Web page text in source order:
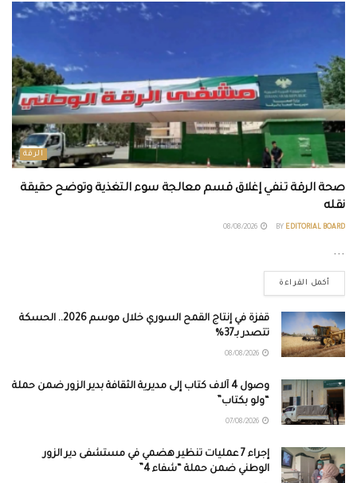
الرقة
صحة الرقة تنفي إغلاق قسم معالجة سوء التغذية وتوضح حقيقة
نقله
BY EDITORIAL BOARD
...
أكمل القراءة
قفزة في إنتاج القمح السوري خلال موسم 2026.. الحسكة
تتصدر بـ37%
وصول 4 آلاف كتاب إلى مديرية الثقافة بدير الزور ضمن حملة
“ولو بكتاب”
إجراء 7 عمليات تنظير هضمي في مستشفى دير الزور
الوطني ضمن حملة “شفاء 4”